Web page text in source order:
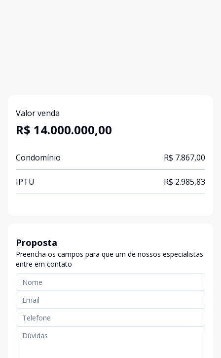
Valor venda
R$ 14.000.000,00
Condomínio R$ 7.867,00
IPTU R$ 2.985,83
Proposta
Preencha os campos para que um de nossos especialistas
entre em contato